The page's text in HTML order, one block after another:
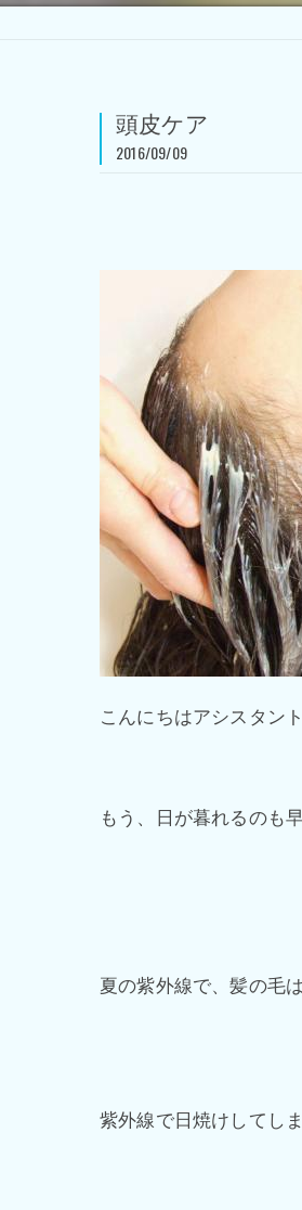
頭皮ケア
2016/09/09
こんにちはアシスタン
もう、日が暮れるのも
夏の紫外線で、髪の毛
紫外線で日焼けしてし